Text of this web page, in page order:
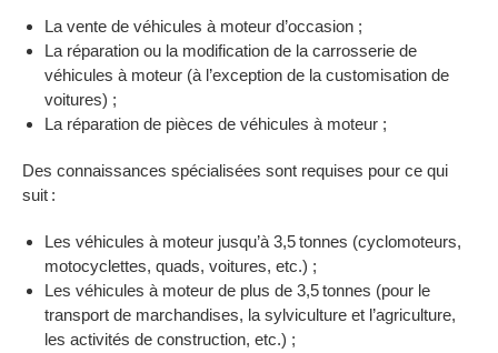
La vente de véhicules à moteur d’occasion ;
La réparation ou la modification de la carrosserie de
véhicules à moteur (à l’exception de la customisation de
voitures) ;
La réparation de pièces de véhicules à moteur ;
Des connaissances spécialisées sont requises pour ce qui
suit :
Les véhicules à moteur jusqu’à 3,5 tonnes (cyclomoteurs,
motocyclettes, quads, voitures, etc.) ;
Les véhicules à moteur de plus de 3,5 tonnes (pour le
transport de marchandises, la sylviculture et l’agriculture,
les activités de construction, etc.) ;